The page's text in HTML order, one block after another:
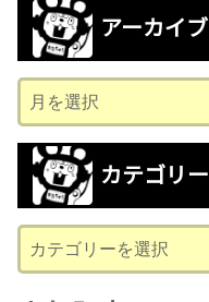
アーカイブ
ー
カ
ブ
カテゴリー
テ